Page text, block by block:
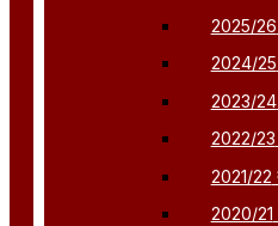
2025/26
2024/25
2023/24
2022/23
2021/22
2020/21